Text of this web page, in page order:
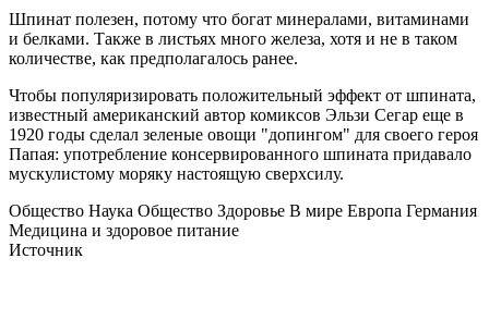
Шпинат полезен, потому что богат минералами, витаминами
и белками. Также в листьях много железа, хотя и не в таком
количестве, как предполагалось ранее.
Чтобы популяризировать положительный эффект от шпината,
известный американский автор комиксов Эльзи Сегар еще в
1920 годы сделал зеленые овощи "допингом" для своего героя
Папая: употребление консервированного шпината придавало
мускулистому моряку настоящую сверхсилу.
Общество Наука Общество Здоровье В мире Европа Германия
Медицина и здоровое питание
Источник